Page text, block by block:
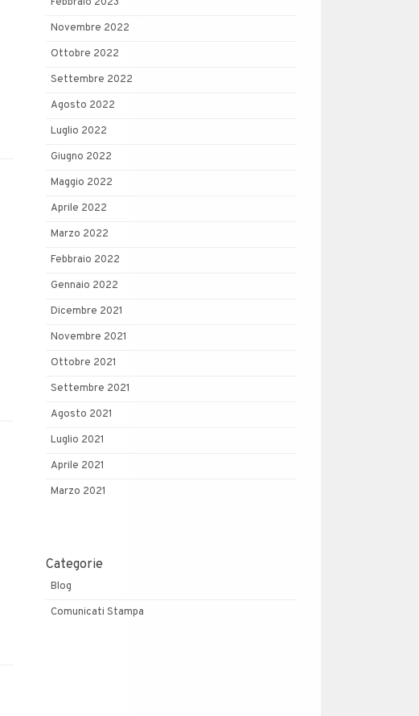
Novembre 2022
Ottobre 2022
Settembre 2022
Agosto 2022
Luglio 2022
Giugno 2022
Maggio 2022
Aprile 2022
Marzo 2022
Febbraio 2022
Gennaio 2022
Dicembre 2021
Novembre 2021
Ottobre 2021
Settembre 2021
Agosto 2021
Luglio 2021
Aprile 2021
Marzo 2021
Categorie
Blog
Comunicati Stampa